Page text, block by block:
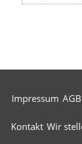
Impressum AGB
Kontakt Wir